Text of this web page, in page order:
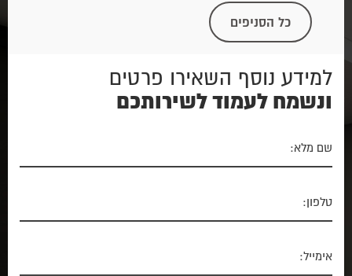
כל הסניפים
למידע נוסף השאירו פרטים
ונשמח לעמוד לשירותכם